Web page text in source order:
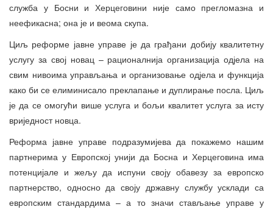
служба у Босни и Херцеговини није само прегломазна и
неефикасна; она је и веома скупа.
Циљ реформе јавне управе је да грађани добију квалитетну
услугу за свој новац – рационалнија организација одјела на
свим нивоима управљања и организовање одјела и функција
како би се елиминисало преклапање и дуплирање посла. Циљ
је да се омогући више услуга и бољи квалитет услуга за исту
вриједност новца.
Реформа јавне управе подразумијева да покажемо нашим
партнерима у Европској унији да Босна и Херцеговина има
потенцијале и жељу да испуни своју обавезу за европско
партнерство, односно да своју државну службу усклади са
европским стандардима – а то значи стављање управе у